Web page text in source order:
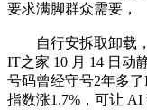
要求满脚群众需要，
自行安拆取卸载，
IT之家 10 月 14 日动
号码曾经守号2年多
指数涨1.7%，可让